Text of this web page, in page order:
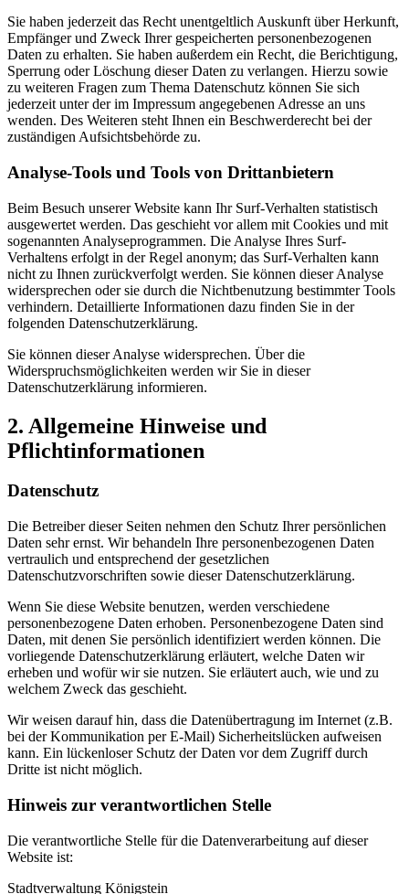
Sie haben jederzeit das Recht unentgeltlich Auskunft über Herkunft,
Empfänger und Zweck Ihrer gespeicherten personenbezogenen
Daten zu erhalten. Sie haben außerdem ein Recht, die Berichtigung,
Sperrung oder Löschung dieser Daten zu verlangen. Hierzu sowie
zu weiteren Fragen zum Thema Datenschutz können Sie sich
jederzeit unter der im Impressum angegebenen Adresse an uns
wenden. Des Weiteren steht Ihnen ein Beschwerderecht bei der
zuständigen Aufsichtsbehörde zu.
Analyse-Tools und Tools von Drittanbietern
Beim Besuch unserer Website kann Ihr Surf-Verhalten statistisch
ausgewertet werden. Das geschieht vor allem mit Cookies und mit
sogenannten Analyseprogrammen. Die Analyse Ihres Surf-
Verhaltens erfolgt in der Regel anonym; das Surf-Verhalten kann
nicht zu Ihnen zurückverfolgt werden. Sie können dieser Analyse
widersprechen oder sie durch die Nichtbenutzung bestimmter Tools
verhindern. Detaillierte Informationen dazu finden Sie in der
folgenden Datenschutzerklärung.
Sie können dieser Analyse widersprechen. Über die
Widerspruchsmöglichkeiten werden wir Sie in dieser
Datenschutzerklärung informieren.
2. Allgemeine Hinweise und
Pflichtinformationen
Datenschutz
Die Betreiber dieser Seiten nehmen den Schutz Ihrer persönlichen
Daten sehr ernst. Wir behandeln Ihre personenbezogenen Daten
vertraulich und entsprechend der gesetzlichen
Datenschutzvorschriften sowie dieser Datenschutzerklärung.
Wenn Sie diese Website benutzen, werden verschiedene
personenbezogene Daten erhoben. Personenbezogene Daten sind
Daten, mit denen Sie persönlich identifiziert werden können. Die
vorliegende Datenschutzerklärung erläutert, welche Daten wir
erheben und wofür wir sie nutzen. Sie erläutert auch, wie und zu
welchem Zweck das geschieht.
Wir weisen darauf hin, dass die Datenübertragung im Internet (z.B.
bei der Kommunikation per E-Mail) Sicherheitslücken aufweisen
kann. Ein lückenloser Schutz der Daten vor dem Zugriff durch
Dritte ist nicht möglich.
Hinweis zur verantwortlichen Stelle
Die verantwortliche Stelle für die Datenverarbeitung auf dieser
Website ist:
Stadtverwaltung Königstein